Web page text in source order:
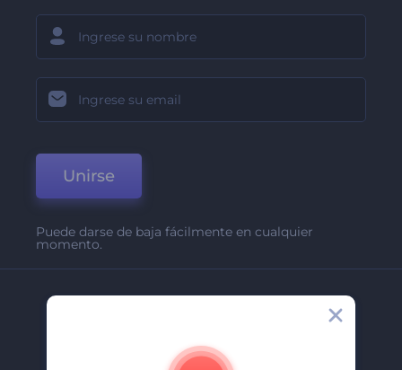
Unirse
Puede darse de baja fácilmente en cualquier
momento.